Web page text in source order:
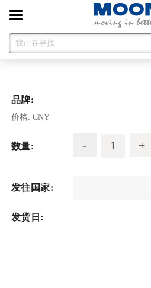
Toggle
navigation
品牌:
价格: CNY
数量:
发往国家:
发货日: